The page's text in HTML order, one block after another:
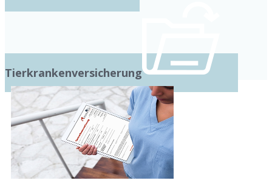
Tierkrankenversicherung